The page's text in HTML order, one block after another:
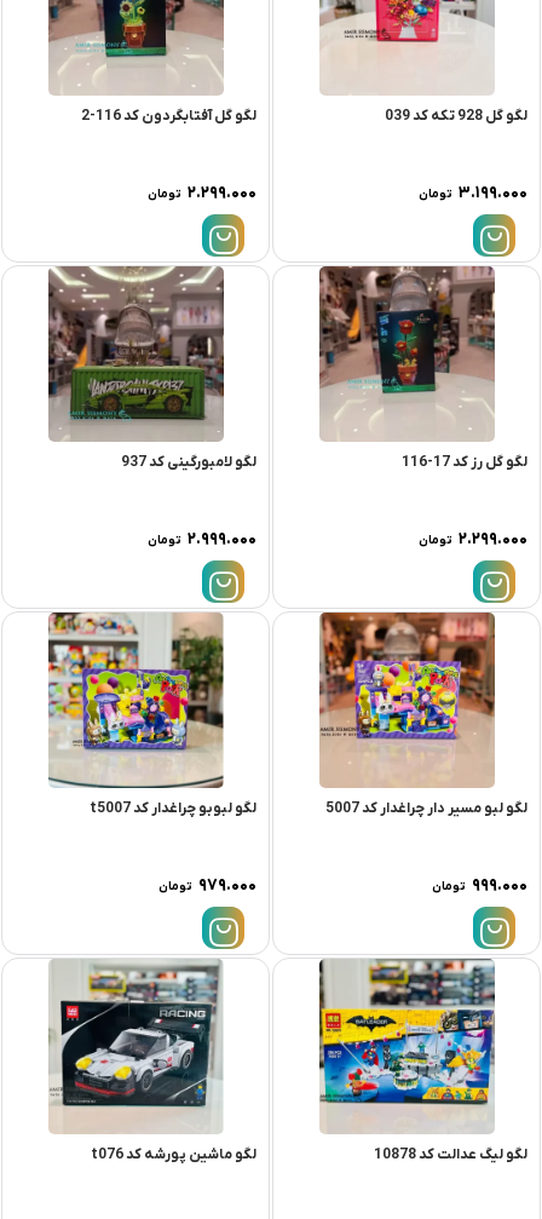
لگو گل 928 تکه کد 039
۳.۱۹۹.۰۰۰ تومان
لگو گل آفتابگردون کد 116-2
۲.۲۹۹.۰۰۰ تومان
لگو گل رز کد 17-116
۲.۲۹۹.۰۰۰ تومان
لگو لامبورگینی کد 937
۲.۹۹۹.۰۰۰ تومان
لگو لبو مسیر دار چراغدار کد 5007
۹۹۹.۰۰۰ تومان
لگو لبوبو چراغدار کد t5007
۹۷۹.۰۰۰ تومان
لگو لیگ عدالت کد 10878 لگو ماشین پورشه کد t076